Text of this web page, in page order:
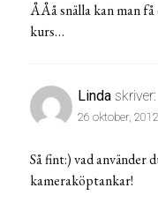
ÅÅå snälla kan man få
kurs…
Linda skriver:
26 oktober,
Så fint:) vad använder
kameraköptankar!